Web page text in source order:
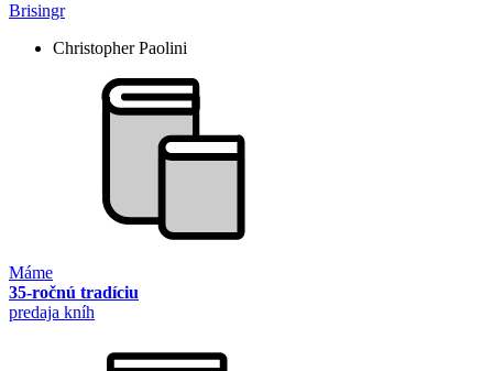
Brisingr
Christopher Paolini
Máme
35-ročnú tradíciu
predaja kníh